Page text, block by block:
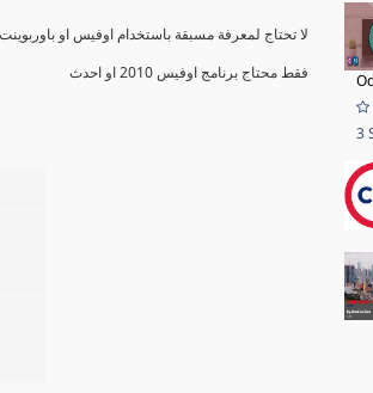
لا تحتاج لمعرفة مسبقة باستخدام اوفيس او
فقط محتاج برنامج اوفيس 2010 او احدث
3